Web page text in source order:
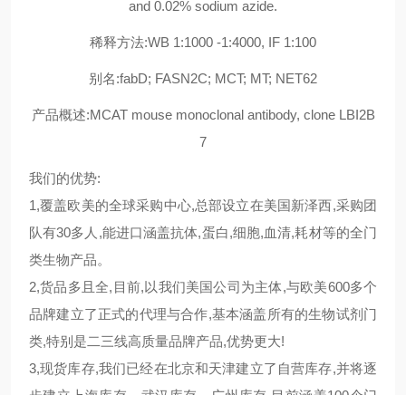
and 0.02% sodium azide.
稀释方法:WB 1:1000 -1:4000, IF 1:100
别名:fabD; FASN2C; MCT; MT; NET62
产品概述:MCAT mouse monoclonal antibody, clone LBI2B
7
我们的优势:
1,覆盖欧美的全球采购中心,总部设立在美国新泽西,采购团
队有30多人,能进口涵盖抗体,蛋白,细胞,血清,耗材等的全门
类生物产品。
2,货品多且全,目前,以我们美国公司为主体,与欧美600多个
品牌建立了正式的代理与合作,基本涵盖所有的生物试剂门
类,特别是二三线高质量品牌产品,优势更大!
3,现货库存,我们已经在北京和天津建立了自营库存,并将逐